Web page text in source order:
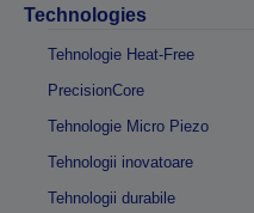
Technologies
Tehnologie Heat-Free
PrecisionCore
Tehnologie Micro Piezo
Tehnologii inovatoare
Tehnologii durabile